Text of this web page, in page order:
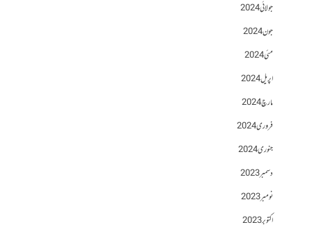
جولائی 2024
جون 2024
مئی 2024
اپریل 2024
مارچ 2024
فروری 2024
جنوری 2024
دسمبر 2023
نومبر 2023
اکتوبر 2023